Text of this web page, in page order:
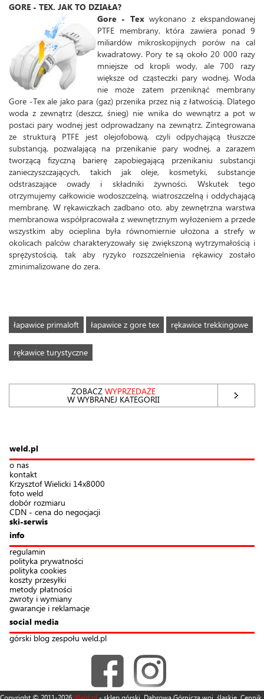
GORE - TEX. JAK TO DZIAŁA?
Gore - Texwykonano z ekspandowanej
PTFE membrany, która zawiera ponad 9
miliardów mikroskopijnych porów na cal
kwadratowy. Pory te są około 20 000 razy
mniejsze od kropli wody, ale 700 razy
większe od cząsteczki pary wodnej. Woda
nie może zatem przeniknąć membrany
Gore -Tex ale jako para (gaz) przenika przez nią z łatwością. Dlatego
woda z zewnątrz (deszcz, śnieg) nie wnika do wewnątrz a pot w
postaci pary wodnej jest odprowadzany na zewnątrz. Zintegrowana
ze strukturą PTFE jest olejofobową, czyli odpychającą tłuszcze
substancją, pozwalającą na przenikanie pary wodnej, a zarazem
tworzącą fizyczną barierę zapobiegającą przenikaniu substancji
zanieczyszczających, takich jak oleje, kosmetyki, substancje
odstraszające owady i składniki żywności. Wskutek tego
otrzymujemy całkowicie wodoszczelną, wiatroszczelną i oddychającą
membranę. W rękawiczkach zadbano oto, aby zewnętrzna warstwa
membranowa współpracowała z wewnętrznym wyłożeniem a przede
wszystkim aby ocieplina była równomiernie ułożona a strefy w
okolicach palców charakteryzowały się zwiększoną wytrzymałością i
sprężystością, tak aby ryzyko rozszczelnienia rękawicy zostało
zminimalizowane do zera.
łapawice primaloft łapawice z gore tex rękawice trekkingowe
rękawice turystyczne
ZOBACZWYPRZEDAŻE
W WYBRANEJ KATEGORII
weld.pl
o nas
kontakt
Krzysztof Wielicki 14x8000
foto weld
dobór rozmiaru
CDN - cena do negocjacji
ski-serwis
info
regulamin
polityka prywatności
polityka cookies
koszty przesyłki
metody płatności
zwroty i wymiany
gwarancje i reklamacje
social media
górski blog zespołu weld.pl